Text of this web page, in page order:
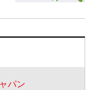
パン